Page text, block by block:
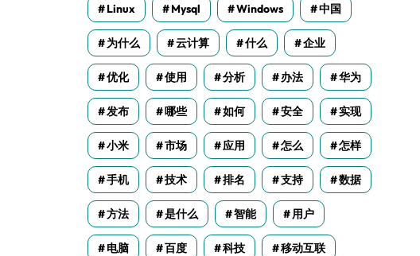
Linux Mysql Windows 中国
为什么 云计算 什么 企业
优化 使用 分析 办法 华为
发布 哪些 如何 安全 实现
小米 市场 应用 怎么 怎样
手机 技术 排名 支持 数据
方法 是什么 智能 用户
电脑 百度 科技 移动互联